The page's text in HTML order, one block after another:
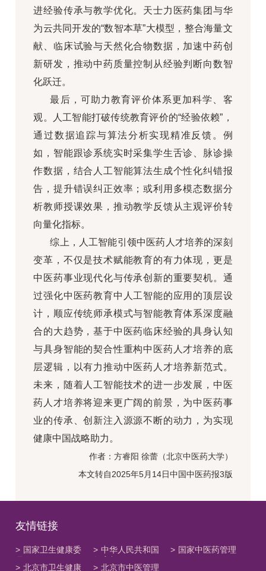
进经验传承与教学优化。天士力医药集团与华
为云共同开发的“数智本草”大模型，整合海量文
献、临床试验与天然化合物数据，加速中药创
新研发，推动中药质量控制从经验判断向数智
化跃迁。
最后，可助力教育评价体系更加科学、客
观。人工智能打破传统教育评价的“经验依赖”，
通过数据追踪与算法分析实现精准反馈。例
如，智能跟诊系统实时采集学生舌诊、脉诊操
作数据，结合人工智能算法生成个性化纠错报
告，提升错误纠正效率；或利用多模态数据分
析教师授课效果，推动教学反馈从主观评价转
向量化指标。
综上，人工智能引领中医药人才培养的深刻
变革，不仅是技术赋能教育的有力体现，更是
中医药事业现代化与传承创新的重要契机。通
过强化中医药教育中人工智能的应用的顶层设
计，顺应传统师承模式与智能教育体系深度融
合的大趋势，基于中医药临床经验的具身认知
与具身智能的契合性重构中医药人才培养的底
层逻辑，以有力推动中医药人才培养新范式。
未来，随着人工智能技术的进一步发展，中医
药人才培养将迎来更广阔的前景，为中医药事
业的传承、创新注入源源不断的动力，为实现
健康中国战略助力。
作者：方睿阳 徐蕾（北京中医药大学）
本文转自2025年5月14日中国中医药报3版
友情链接
> 国家卫生健康委
> 中华人民共和国
> 国家中医药管理
> 北京市卫生健康 > 北京市中医管理